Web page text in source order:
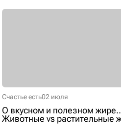
Счастье есть02 июля
О вкусном и полезном
Животные vs растительные